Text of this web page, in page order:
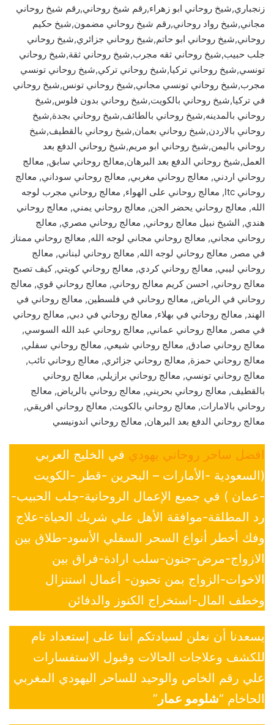
زنجباري,شيخ روحاني ابو زهراء,رقم شيخ روحاني,رقم شيخ روحاني
مجاني,شيخ رواد روحاني,رقم شيخ روحاني مضمون,شيخ حكيم
روحاني,شيخ روحاني ابو حاتم,شيخ روحاني جزائري,شيخ روحاني
جلب حبيب,شيخ روحاني ثقه مجرب,شيخ روحاني ثقة,شيخ روحاني
تونسي,شيخ روحاني تركيا,شيخ روحاني تركي,شيخ روحاني تونسي
مجرب,شيخ روحاني تونسي مجاني,شيخ روحاني تونس,شيخ روحاني
في تركيا,شيخ روحاني بالكويت,شيخ روحاني بدون فلوس,شيخ
روحاني بالمدينه,شيخ روحاني بالطائف,شيخ روحاني بجدة,شيخ
روحاني بالاردن,شيخ روحاني بعمان,شيخ روحاني بالقطيف,شيخ
روحاني باليمن,شيخ روحاني ابو مريم,شيخ روحاني الدفع بعد
العمل,شيخ روحاني الدفع بعد البرهان,معالج روحاني سابق, معالج
روحاني اردني, معالج روحاني مغربي, معالج روحاني سوداني, معالج
روحاني ltc, معالج روحاني على الهواء, معالج روحاني مجرب لوجه
الله, معالج روحاني يحضر الجن, معالج روحاني يمني, معالج روحاني
هندي, الشيخ نبيل معالج روحاني, معالج روحاني مصري, معالج
روحاني مجاني, معالج روحاني مجاني لوجه الله, معالج روحاني ممتاز
في مصر, معالج روحاني لوجه الله, معالج روحاني لبناني, معالج
روحاني ليبي, معالج روحاني كردي, معالج روحاني كويتي, كيف تصبح
معالج روحاني, احسن كريم معالج روحاني, معالج روحاني قوي, معالج
روحاني في الرياض, معالج روحاني في فلسطين, معالج روحاني في
الهند, معالج روحاني في بهلاء, معالج روحاني في دبي, معالج روحاني
في مصر, معالج روحاني عماني, معالج روحاني عبد الله السوسي,
معالج روحاني صادق, معالج روحاني شيعي, معالج روحاني سفلي,
معالج روحاني حمزة, معالج روحاني جزائري, معالج روحاني تائب,
معالج روحاني تونسي, معالج روحاني برازيلي, معالج روحاني
بالقطيف, معالج روحاني بحريني, معالج روحاني بالرياض, معالج
روحاني بالامارات, معالج روحاني بالكويت, معالج روحاني افريقي,
معالج روحاني الدفع بعد البرهان, معالج روحاني اندونيسي
افضل ساحر روحاني يهودي في الخليج العربي
(السعودية -الأمارات – البحرين -قطر -الكويت
-عمان ) في جميع الإعمال الروحانية-جلب الحبيب-
رد المطلقة-موافقة الأهل علي شريك الحياة-علاج
وفك أخطر أنواع السحر السفلي الأسود-طلاق بين
الازواج-مرض-جنون-سلب ارادة-فراق بين
الاخوات-الزواج بمن تحبون- أعمال استنزال
وخطف المال-استخراج الكنوز والدفائن
يسعدنا أن نعلن لسيادتكم أننا على إستعداد تام
للكشف وعلاجات الحالات وقبول الاستفسارات
علي رقم الخاص والوحيد للساحر اليهودي المغربي
الحاخام “شلومو عمار ”